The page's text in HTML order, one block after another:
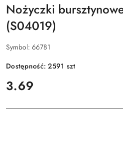
Nożyczki
(S04019)
Symbol: 66781
Dostępność:2591 szt
cena:
3.69